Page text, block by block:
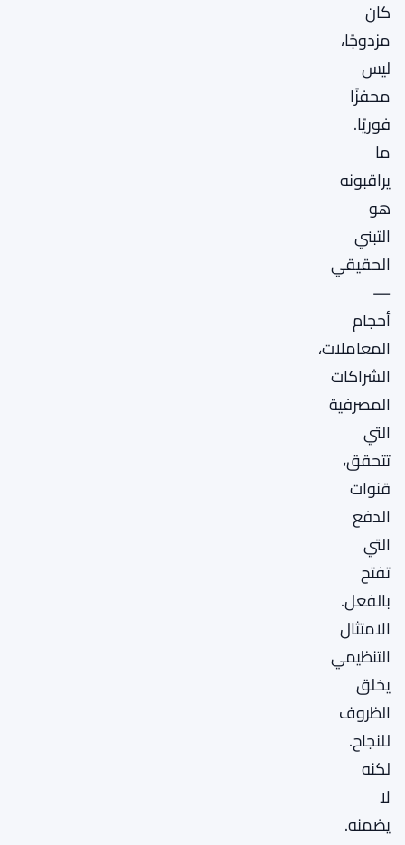
كان
مزدوجًا،
ليس
محفزًا
فوريًا.
ما
يراقبونه
هو
التبني
الحقيقي
—
أحجام
المعاملات،
الشراكات
المصرفية
التي
تتحقق،
قنوات
الدفع
التي
تفتح
بالفعل.
الامتثال
التنظيمي
يخلق
الظروف
للنجاح.
لكنه
لا
يضمنه.